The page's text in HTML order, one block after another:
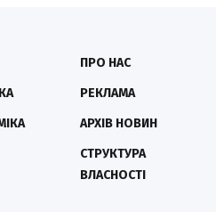
ПРО НАС
РЕКЛАМА
АРХІВ НОВИН
СТРУКТУРА
ВЛАСНОСТІ